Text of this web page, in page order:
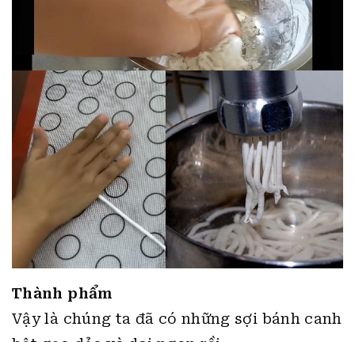
Thành phẩm
Vậy là chúng ta đã có những sợi bánh canh
bột gạo dẻo và dai ngon rồi.